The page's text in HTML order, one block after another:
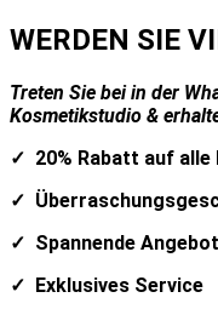
WERDEN SIE
Treten Sie bei in der
Kosmetikstudio &
✓ 20% Rabatt auf alle
✓
✓ Spannende
✓ Exklusives Service